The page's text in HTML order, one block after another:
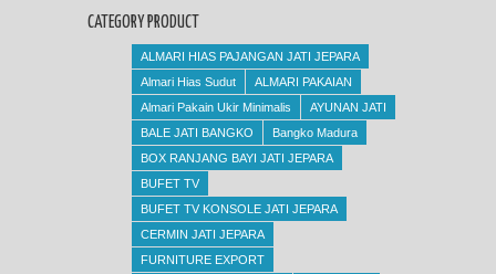
CATEGORY PRODUCT
ALMARI HIAS PAJANGAN JATI JEPARA
Almari Hias Sudut
ALMARI PAKAIAN
Almari Pakain Ukir Minimalis
AYUNAN JATI
BALE JATI BANGKO
Bangko Madura
BOX RANJANG BAYI JATI JEPARA
BUFET TV
BUFET TV KONSOLE JATI JEPARA
CERMIN JATI JEPARA
FURNITURE EXPORT